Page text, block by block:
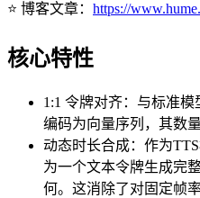
⭐️ 博客文章： https://
核心特性
1:1 令牌对齐：与标准
编码为向量序列，其数
动态时长合成：作为
为一个文本令牌生成完
何。这消除了对固定帧